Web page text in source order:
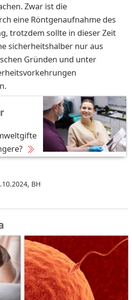
Zwar ist die
eine Röntgenaufnahme des
trotzdem sollte in dieser Zeit
sicherheitshalber nur aus
Gründen und unter
, BH